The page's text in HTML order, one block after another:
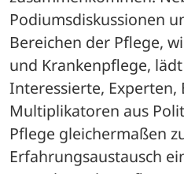
Podiumsdiskussionen
Bereichen der Pflege,
und Krankenpflege,
Interessierte, Experten,
Multiplikatoren aus
Pflege gleichermaßen
Erfahrungsaustausch